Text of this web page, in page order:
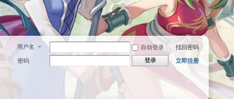
用户名 自动登录
找回密码
密码
登录 立即注册